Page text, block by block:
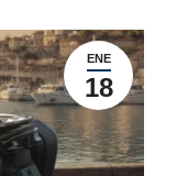
ENE
18